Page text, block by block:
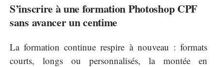
S’inscrire à une formation Photoshop CPF
sans avancer un centime
La formation continue respire à nouveau : formats
courts, longs ou personnalisés, la montée en